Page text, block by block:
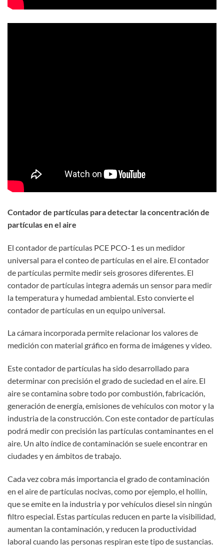
Contador de partículas para detectar la concentración de
partículas en el aire
El contador de partículas PCE PCO-1 es un medidor
universal para el conteo de partículas en el aire. El contador
de partículas permite medir seis grosores diferentes. El
contador de partículas integra además un sensor para medir
la temperatura y humedad ambiental. Esto convierte el
contador de partículas en un equipo universal.
La cámara incorporada permite relacionar los valores de
medición con material gráfico en forma de imágenes y video.
Este contador de partículas ha sido desarrollado para
determinar con precisión el grado de suciedad en el aíre. El
aire se contamina sobre todo por combustión, fabricación,
generación de energía, emisiones de vehículos con motor y la
industria de la construcción. Con este contador de partículas
podrá medir con precisión las partículas contaminantes en el
aire. Un alto índice de contaminación se suele encontrar en
ciudades y en ámbitos de trabajo.
Cada vez cobra más importancia el grado de contaminación
en el aire de partículas nocivas, como por ejemplo, el hollín,
que se emite en la industria y por vehículos diesel sin ningún
filtro especial. Estas partículas reducen en parte la visibilidad,
aumentan la contaminación, y reducen la productividad
laboral cuando las personas respiran este tipo de sustancias.